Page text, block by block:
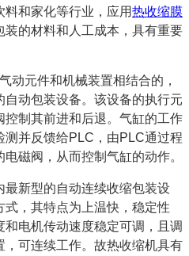
和家化等行业，应用热收缩膜
装的材料和人工成本，具有重要
动元件和机械装置相结合的，
动包装设备。该设备的执行元
制其前进和后退。气缸的工作
并反馈给PLC，由PLC通过程
磁阀，从而控制气缸的动作。
最新型的自动连续收缩包装设
，其特点为上温快，稳定性
电机传动速度稳定可调，且调
可连续工作。故热收缩机具有